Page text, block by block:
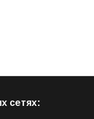
сетях: